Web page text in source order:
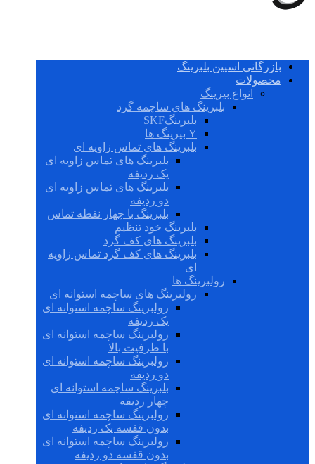
بازرگانی اسپین بلبرینگ
محصولات
انواع بیرینگ
بلبرینگ های ساچمه گرد
بلبرینگSKF
Y بیرینگ ها
بلبرینگ های تماس زاویه ای
بلبرینگ های تماس زاویه ای
یک ردیفه
بلبرینگ های تماس زاویه ای
دو ردیفه
بلبرینگ با چهار نقطه تماس
بلبرینگ خود تنظیم
بلبرینگ های کف گرد
بلبرینگ های کف گرد تماس زاویه
ای
رولبرینگ ها
رولبرینگ های ساچمه استوانه ای
رولبرینگ ساچمه استوانه ای
یک ردیفه
رولبرینگ ساچمه استوانه ای
با ظرفیت بالا
رولبرینگ ساچمه استوانه ای
دو ردیفه
بلبرینگ ساچمه استوانه ای
چهار ردیفه
رولبرینگ ساچمه استوانه ای
بدون قفسه یک ردیفه
رولبرینگ ساچمه استوانه ای
بدون قفسه دو ردیفه